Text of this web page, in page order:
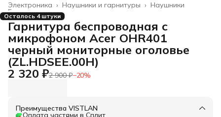
Наушники
Наушники и гарнитуры ›
Электроника ›
Главная ›
Осталось 4 штуки
Гарнитура беспроводная с
микрофоном Acer OHR401
черный мониторные оголовье
(ZL.HDSEE.00H)
2 320 ₽2 900 ₽−20%
Преимущества VISTLAN
Оплата частями в Сплит